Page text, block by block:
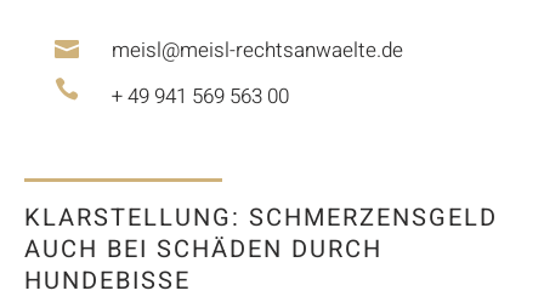
 meisl@meisl-rechtsanwaelte.de
 + 49 941 569 563 00
KLARSTELLUNG: SCHMERZENSGELD
AUCH BEI SCHÄDEN DURCH
HUNDEBISSE